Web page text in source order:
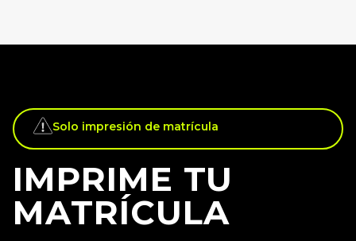
Solo impresión de matrícula
IMPRIME TU
MATRÍCULA